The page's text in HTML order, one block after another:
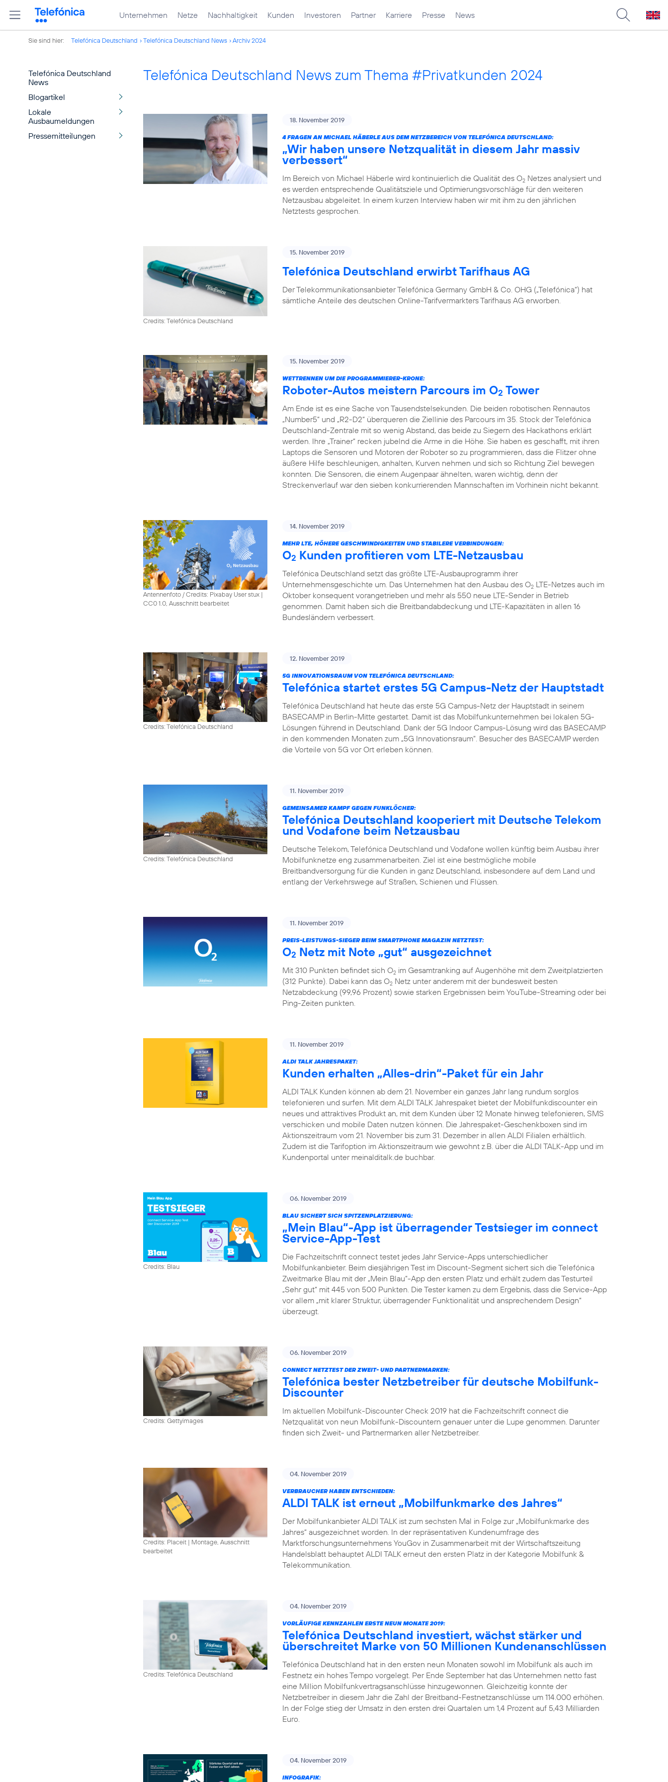
Unternehmen Netze Nachhaltigkeit Kunden Investoren Partner Karriere Presse News
Sie sind hier: Telefónica Deutschland Telefónica Deutschland News Archiv 2024
Telefónica Deutschland
News
Blogartikel
Lokale
Ausbaumeldungen
Pressemitteilungen
Telefónica Deutschland News zum Thema #Privatkunden 2024
18. November 2019
4 FRAGEN AN MICHAEL HÄBERLE AUS DEM NETZBEREICH VON TELEFÓNICA DEUTSCHLAND:
„Wir haben unsere Netzqualität in diesem Jahr massiv
verbessert“
Im Bereich von Michael Häberle wird kontinuierlich die Qualität des O2 Netzes analysiert und
es werden entsprechende Qualitätsziele und Optimierungsvorschläge für den weiteren
Netzausbau abgeleitet. In einem kurzen Interview haben wir mit ihm zu den jährlichen
Netztests gesprochen.
Credits: Telefónica Deutschland
15. November 2019
Telefónica Deutschland erwirbt Tarifhaus AG
Der Telekommunikationsanbieter Telefónica Germany GmbH & Co. OHG („Telefónica“) hat
sämtliche Anteile des deutschen Online-Tarifvermarkters Tarifhaus AG erworben.
15. November 2019
WETTRENNEN UM DIE PROGRAMMIERER-KRONE:
Roboter-Autos meistern Parcours im O2 Tower
Am Ende ist es eine Sache von Tausendstelsekunden. Die beiden robotischen Rennautos
„Number5“ und „R2-D2“ überqueren die Ziellinie des Parcours im 35. Stock der Telefónica
Deutschland-Zentrale mit so wenig Abstand, das beide zu Siegern des Hackathons erklärt
werden. Ihre „Trainer“ recken jubelnd die Arme in die Höhe. Sie haben es geschafft, mit ihren
Laptops die Sensoren und Motoren der Roboter so zu programmieren, dass die Flitzer ohne
äußere Hilfe beschleunigen, anhalten, Kurven nehmen und sich so Richtung Ziel bewegen
konnten. Die Sensoren, die einem Augenpaar ähnelten, waren wichtig, denn der
Streckenverlauf war den sieben konkurrierenden Mannschaften im Vorhinein nicht bekannt.
Antennenfoto / Credits: Pixabay User stux |
CC0 1.0, Ausschnitt bearbeitet
14. November 2019
MEHR LTE, HÖHERE GESCHWINDIGKEITEN UND STABILERE VERBINDUNGEN:
O2 Kunden profitieren vom LTE-Netzausbau
Telefónica Deutschland setzt das größte LTE-Ausbauprogramm ihrer
Unternehmensgeschichte um. Das Unternehmen hat den Ausbau des O2 LTE-Netzes auch im
Oktober konsequent vorangetrieben und mehr als 550 neue LTE-Sender in Betrieb
genommen. Damit haben sich die Breitbandabdeckung und LTE-Kapazitäten in allen 16
Bundesländern verbessert.
Credits: Telefónica Deutschland
12. November 2019
5G INNOVATIONSRAUM VON TELEFÓNICA DEUTSCHLAND:
Telefónica startet erstes 5G Campus-Netz der Hauptstadt
Telefónica Deutschland hat heute das erste 5G Campus-Netz der Hauptstadt in seinem
BASECAMP in Berlin-Mitte gestartet. Damit ist das Mobilfunkunternehmen bei lokalen 5G-
Lösungen führend in Deutschland. Dank der 5G Indoor Campus-Lösung wird das BASECAMP
in den kommenden Monaten zum „5G Innovationsraum“. Besucher des BASECAMP werden
die Vorteile von 5G vor Ort erleben können.
Credits: Telefónica Deutschland
11. November 2019
GEMEINSAMER KAMPF GEGEN FUNKLÖCHER:
Telefónica Deutschland kooperiert mit Deutsche Telekom
und Vodafone beim Netzausbau
Deutsche Telekom, Telefónica Deutschland und Vodafone wollen künftig beim Ausbau ihrer
Mobilfunknetze eng zusammenarbeiten. Ziel ist eine bestmögliche mobile
Breitbandversorgung für die Kunden in ganz Deutschland, insbesondere auf dem Land und
entlang der Verkehrswege auf Straßen, Schienen und Flüssen.
11. November 2019
PREIS-LEISTUNGS-SIEGER BEIM SMARTPHONE MAGAZIN NETZTEST:
O2 Netz mit Note „gut“ ausgezeichnet
Mit 310 Punkten befindet sich O2 im Gesamtranking auf Augenhöhe mit dem Zweitplatzierten
(312 Punkte). Dabei kann das O2 Netz unter anderem mit der bundesweit besten
Netzabdeckung (99,96 Prozent) sowie starken Ergebnissen beim YouTube-Streaming oder bei
Ping-Zeiten punkten.
11. November 2019
ALDI TALK JAHRESPAKET:
Kunden erhalten „Alles-drin“-Paket für ein Jahr
ALDI TALK Kunden können ab dem 21. November ein ganzes Jahr lang rundum sorglos
telefonieren und surfen. Mit dem ALDI TALK Jahrespaket bietet der Mobilfunkdiscounter ein
neues und attraktives Produkt an, mit dem Kunden über 12 Monate hinweg telefonieren, SMS
verschicken und mobile Daten nutzen können. Die Jahrespaket-Geschenkboxen sind im
Aktionszeitraum vom 21. November bis zum 31. Dezember in allen ALDI Filialen erhältlich.
Zudem ist die Tarifoption im Aktionszeitraum wie gewohnt z.B. über die ALDI TALK-App und im
Kundenportal unter meinalditalk.de buchbar.
Credits: Blau
06. November 2019
BLAU SICHERT SICH SPITZENPLATZIERUNG:
„Mein Blau“-App ist überragender Testsieger im connect
Service-App-Test
Die Fachzeitschrift connect testet jedes Jahr Service-Apps unterschiedlicher
Mobilfunkanbieter. Beim diesjährigen Test im Discount-Segment sichert sich die Telefónica
Zweitmarke Blau mit der „Mein Blau“-App den ersten Platz und erhält zudem das Testurteil
„Sehr gut“ mit 445 von 500 Punkten. Die Tester kamen zu dem Ergebnis, dass die Service-App
vor allem „mit klarer Struktur, überragender Funktionalität und ansprechendem Design“
überzeugt.
Credits: Gettyimages
06. November 2019
CONNECT NETZTEST DER ZWEIT- UND PARTNERMARKEN:
Telefónica bester Netzbetreiber für deutsche Mobilfunk-
Discounter
Im aktuellen Mobilfunk-Discounter Check 2019 hat die Fachzeitschrift connect die
Netzqualität von neun Mobilfunk-Discountern genauer unter die Lupe genommen. Darunter
finden sich Zweit- und Partnermarken aller Netzbetreiber.
Credits: Placeit | Montage, Ausschnitt
bearbeitet
04. November 2019
VERBRAUCHER HABEN ENTSCHIEDEN:
ALDI TALK ist erneut „Mobilfunkmarke des Jahres“
Der Mobilfunkanbieter ALDI TALK ist zum sechsten Mal in Folge zur „Mobilfunkmarke des
Jahres“ ausgezeichnet worden. In der repräsentativen Kundenumfrage des
Marktforschungsunternehmens YouGov in Zusammenarbeit mit der Wirtschaftszeitung
Handelsblatt behauptet ALDI TALK erneut den ersten Platz in der Kategorie Mobilfunk &
Telekommunikation.
Credits: Telefónica Deutschland
04. November 2019
VORLÄUFIGE KENNZAHLEN ERSTE NEUN MONATE 2019:
Telefónica Deutschland investiert, wächst stärker und
überschreitet Marke von 50 Millionen Kundenanschlüssen
Telefónica Deutschland hat in den ersten neun Monaten sowohl im Mobilfunk als auch im
Festnetz ein hohes Tempo vorgelegt. Per Ende September hat das Unternehmen netto fast
eine Million Mobilfunkvertragsanschlüsse hinzugewonnen. Gleichzeitig konnte der
Netzbetreiber in diesem Jahr die Zahl der Breitband-Festnetzanschlüsse um 114.000 erhöhen.
In der Folge stieg der Umsatz in den ersten drei Quartalen um 1,4 Prozent auf 5,43 Milliarden
Euro.
04. November 2019
INFOGRAFIK: